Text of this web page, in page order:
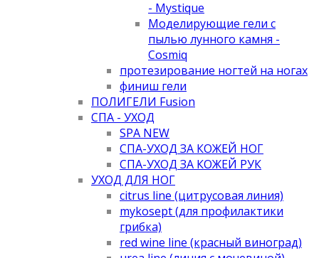
- Mystique
Моделирующие гели с
пылью лунного камня -
Cosmiq
протезирование ногтей на ногах
финиш гели
ПОЛИГЕЛИ Fusion
СПА - УХОД
SPA NEW
СПА-УХОД ЗА КОЖЕЙ НОГ
СПА-УХОД ЗА КОЖЕЙ РУК
УХОД ДЛЯ НОГ
citrus line (цитрусовая линия)
mykosept (для профилактики
грибка)
red wine line (красный виноград)